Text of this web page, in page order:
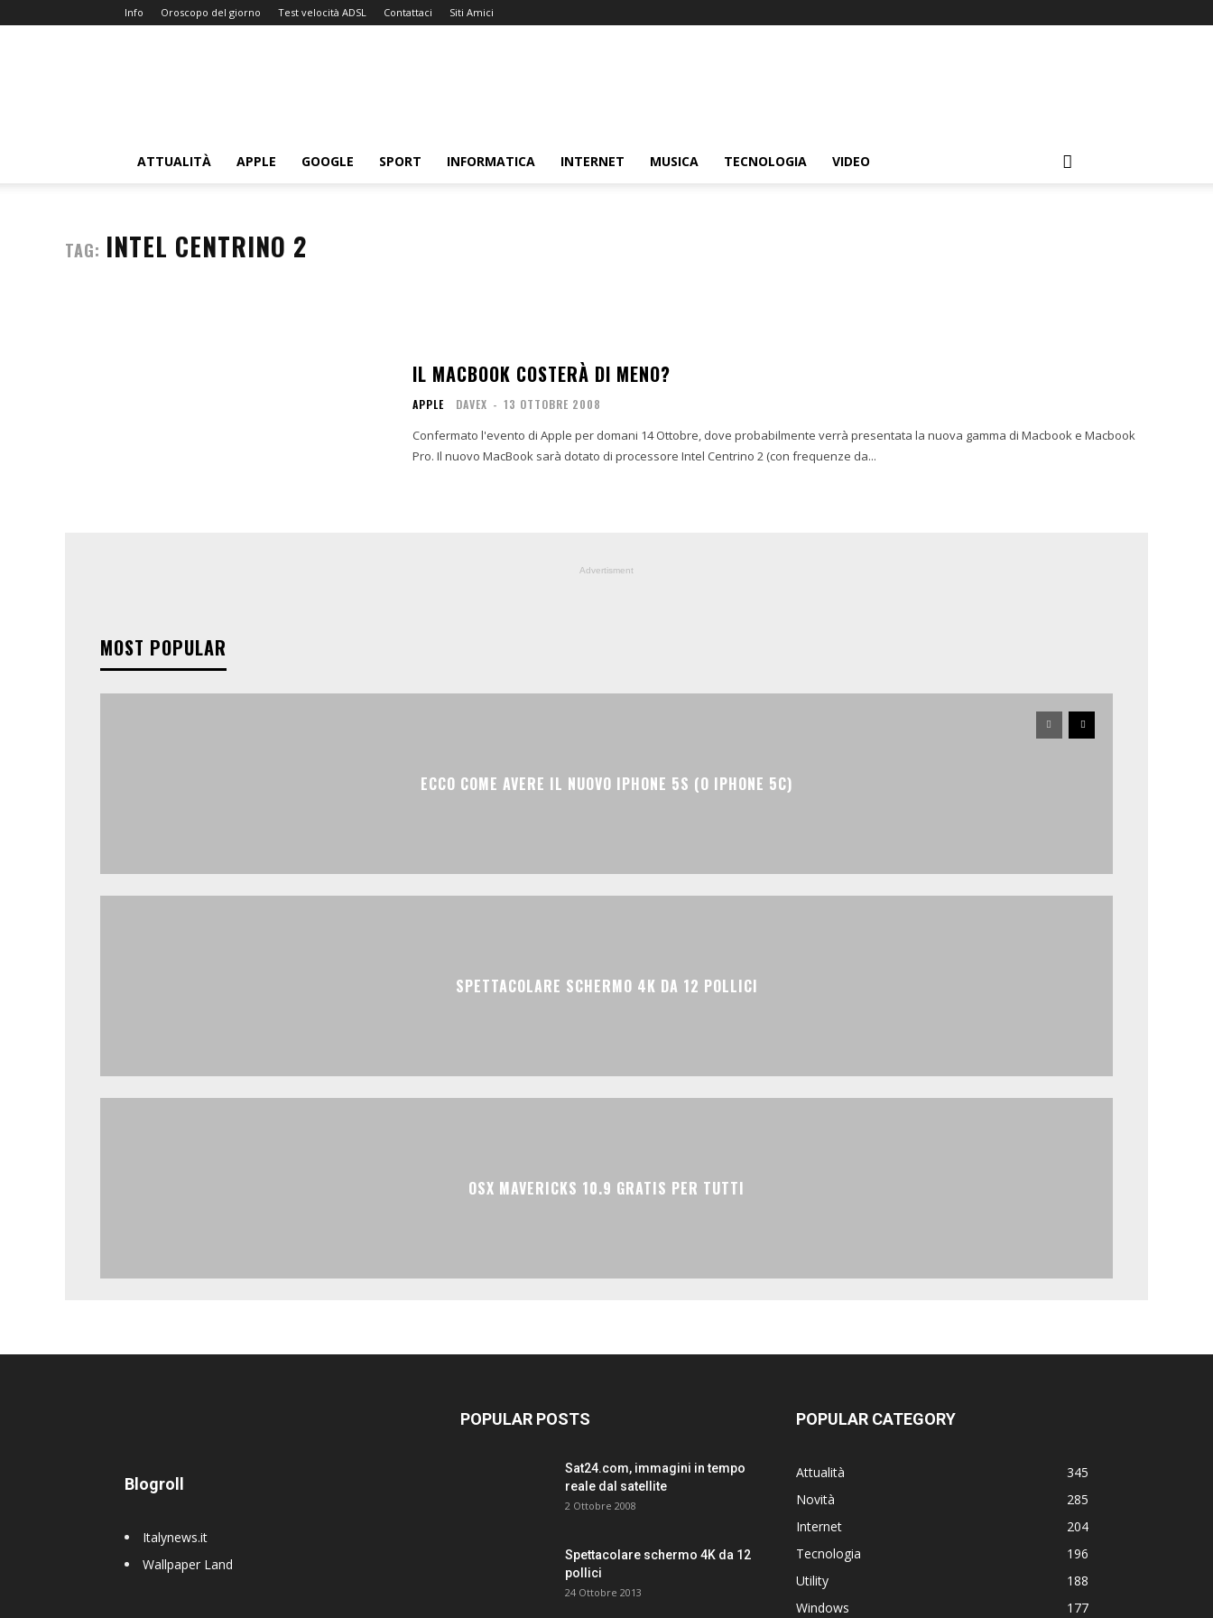
Info Oroscopo del giorno Test velocità ADSL Contattaci Siti Amici
ATTUALITÀ APPLE GOOGLE SPORT INFORMATICA INTERNET MUSICA TECNOLOGIA VIDEO
TAG: INTEL CENTRINO 2
IL MACBOOK COSTERÀ DI MENO?
APPLE DAVEX - 13 OTTOBRE 2008
Confermato l'evento di Apple per domani 14 Ottobre, dove probabilmente verrà presentata la nuova gamma di Macbook e Macbook
Pro. Il nuovo MacBook sarà dotato di processore Intel Centrino 2 (con frequenze da...
Advertisment
MOST POPULAR
ECCO COME AVERE IL NUOVO IPHONE 5S (O IPHONE 5C)
SPETTACOLARE SCHERMO 4K DA 12 POLLICI
OSX MAVERICKS 10.9 GRATIS PER TUTTI
Blogroll
Italynews.it
Wallpaper Land
POPULAR POSTS
Sat24.com, immagini in tempo
reale dal satellite
2 Ottobre 2008
Spettacolare schermo 4K da 12
pollici
24 Ottobre 2013
POPULAR CATEGORY
Attualità
345
Novità
285
Internet
204
Tecnologia
196
Utility
188
Windows
177